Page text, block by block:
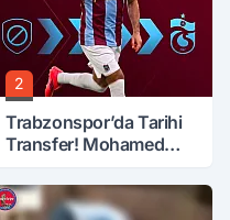
2
Trabzonspor’da Tarihi
Transfer! Mohamed